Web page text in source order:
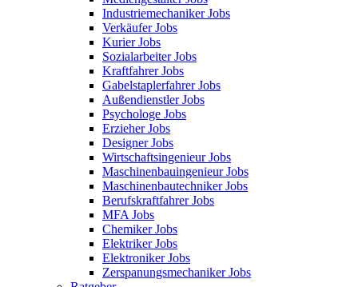
Industriemechaniker Jobs
Verkäufer Jobs
Kurier Jobs
Sozialarbeiter Jobs
Kraftfahrer Jobs
Gabelstaplerfahrer Jobs
Außendienstler Jobs
Psychologe Jobs
Erzieher Jobs
Designer Jobs
Wirtschaftsingenieur Jobs
Maschinenbauingenieur Jobs
Maschinenbautechniker Jobs
Berufskraftfahrer Jobs
MFA Jobs
Chemiker Jobs
Elektriker Jobs
Elektroniker Jobs
Zerspanungsmechaniker Jobs